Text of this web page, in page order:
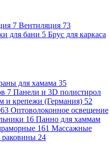
7 Вентиляция 73
для бани 5 Брус для каркаса
для хамама 35
7 Панели и 3D полистирол
и крепежи (Германия) 52
Оптоволоконное освещение
16 Панно для хаммам
161 Массажные
24